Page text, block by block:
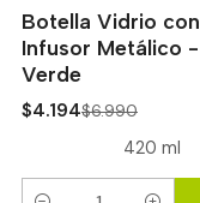
Botella Vidrio con
Infusor Metálico -
Verde
$4.194$6.990
420 ml